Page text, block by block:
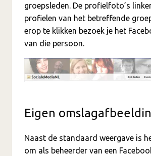
groepsleden. De profielfoto’s
profielen van het betreffende
erop te klikken bezoek je het
van die persoon.
Eigen
Naast de standaard weergave is
om als beheerder van een